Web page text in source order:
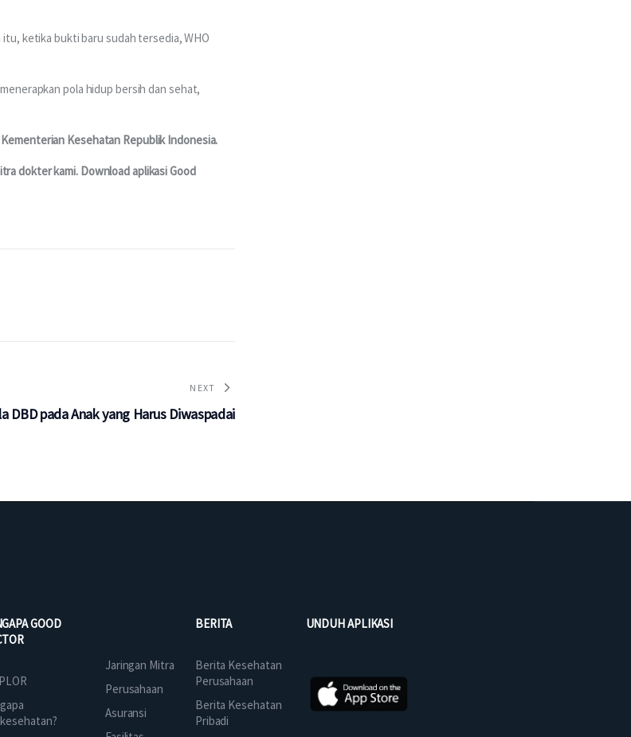
ketika bukti baru sudah tersedia, WHO
pola hidup bersih dan sehat,
Kesehatan Republik Indonesia.
dokter kami. Download aplikasi Good
NEXT
DBD pada Anak yang Harus Diwaspadai
GOOD
Jaringan Mitra
Perusahaan
Asuransi
BERITA
Berita Kesehatan
Perusahaan
Berita Kesehatan
Pribadi
UNDUH APLIKASI